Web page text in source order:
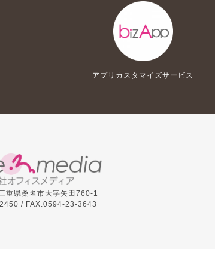
アプリカスタマイズサービス
県桑名市大字矢田760-1
/ FAX.0594-23-3643